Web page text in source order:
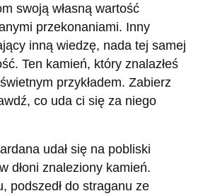
swoją własną wartość
przekonaniami. Inny
inną wiedzę, nada tej samej
Ten kamień, który znalazłeś
przykładem. Zabierz
co uda ci się za niego
udał się na pobliski
dłoni znaleziony kamień.
podszedł do straganu ze